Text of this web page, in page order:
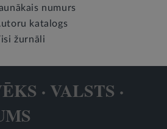
numurs
katalogs
žurnāli
· VALSTS ·